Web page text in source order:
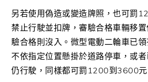
另若使用偽造或變造牌照，也可罰
禁止行駛並扣牌，審驗合格車輛移
驗合格則沒入。微型電動二輪車已
不依指定位置懸掛於道路停車，或
仍行駛，同樣都可罰1200到3600元